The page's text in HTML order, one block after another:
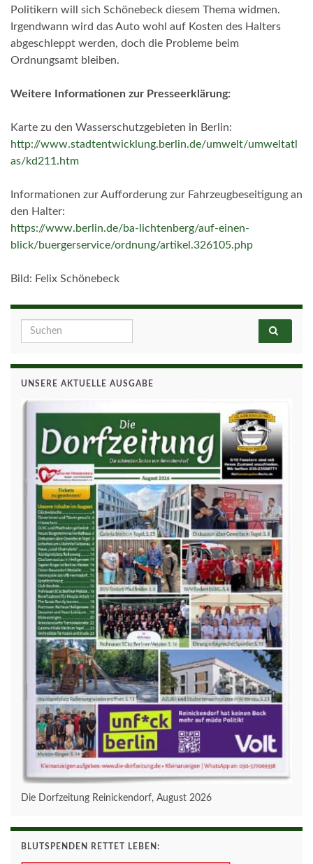
Politikern will sich Schönebeck diesem Thema widmen.
Irgendwann wird das Auto wohl auf Kosten des Halters
abgeschleppt werden, doch die Probleme beim
Ordnungsamt bleiben.
Weitere Informationen zur Presseerklärung:
Karte zu den Wasserschutzgebieten in Berlin:
http://www.stadtentwicklung.berlin.de/umwelt/umweltatl
as/kd211.htm
Informationen zur Aufforderung zur Fahrzeugbeseitigung an
den Halter:
https://www.berlin.de/ba-lichtenberg/auf-einen-
blick/buergerservice/ordnung/artikel.326105.php
Bild: Felix Schönebeck
Search for:
UNSERE AKTUELLE AUSGABE
Die Dorfzeitung Reinickendorf, August 2026
BLUTSPENDEN RETTET LEBEN: